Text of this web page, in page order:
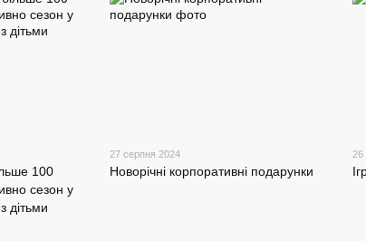
100
сезон у
дітьми
27 серпня 2024
Новорічні корпоративні подарунки
26